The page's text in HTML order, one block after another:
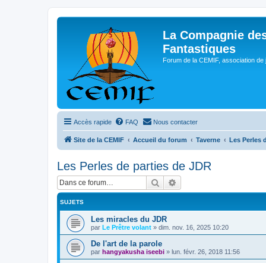
La Compagnie
Fantastiques
Forum de la CEMIF, association de
Accès rapide FAQ Nous contacter
Site de la CEMIF Accueil du forum Taverne Les Perles
Les Perles de parties de JDR
Rechercher
SUJETS
Les miracles du JDR
par Le Prêtre volant » dim. nov. 16, 2025 10:20
De l'art de la parole
par hangyakusha iseebi » lun. févr. 26, 2018 11:56